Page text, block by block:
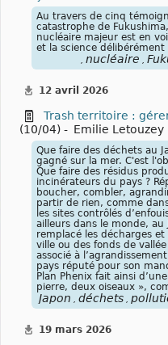
Au travers de cinq
catastrophe de
nucléaire majeur est en
et la science délibérément
nucléaire
12 avril 2026
Trash territoire :
(10/04) - Emilie Letouzey
Que faire des déchets au
gagné sur la mer. C'est
Que faire des résidus
incinérateurs du pays ?
boucher, combler,
partir de rien, comme
les sites contrôlés
ailleurs dans le monde, au
remplacé les décharges
ville ou des fonds de
associé à
pays réputé pour son
Plan Phenix fait ainsi
pierre, deux oiseaux »,
Japon déchets
19 mars 2026